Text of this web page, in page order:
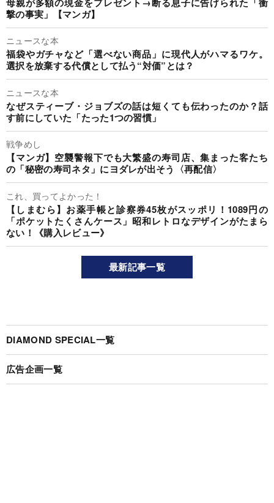
撃の事実」【マンガ】
ニュースな本
福袋やガチャなど「選べない商品」に現代人がハマるワケ。
選択を放棄する代償として払う“対価”とは？
ニュースな本
なぜスティーブ・ジョブズの話は短くても伝わったのか？話
す前にしていた「たった1つの習慣」
戦争めし
【マンガ】空襲警報下でも大繁盛の寿司店、集まった客たち
の「秘密の寿司ネタ」にヨダレが出そう〈再配信〉
これ、買ってよかった！
【しまむら】お薬手帳と診察券45枚がスッポリ！1089円の
「ポケットたくさんケース」昭和レトロなデザインがたまら
ない！《購入レビュー》
最新記事一覧
DIAMOND SPECIAL一覧
広告企画一覧